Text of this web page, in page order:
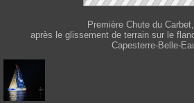
Première Chute du
après le glissement de terrain sur le
Capesterre-Belle-